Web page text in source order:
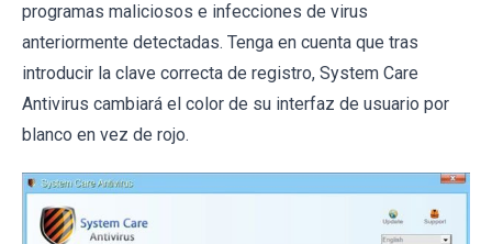
programas maliciosos e infecciones de virus
anteriormente detectadas. Tenga en cuenta que tras
introducir la clave correcta de registro, System Care
Antivirus cambiará el color de su interfaz de usuario por
blanco en vez de rojo.